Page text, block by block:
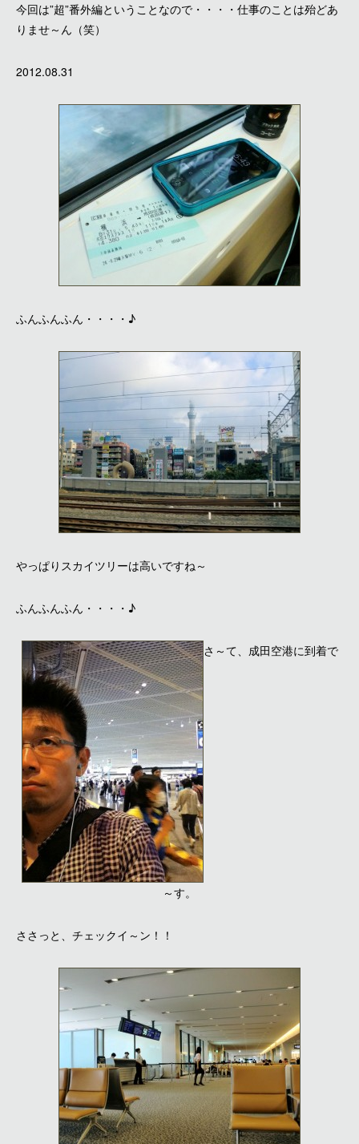
今回は”超”番外編ということなので・・・・仕事のことは殆どあ
りませ～ん（笑）
2012.08.31
ふんふんふん・・・・♪
やっぱりスカイツリーは高いですね～
ふんふんふん・・・・♪
さ～て、成田空港に到着で
～す。
ささっと、チェックイ～ン！！